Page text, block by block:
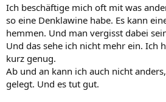
Ich beschäftige mich oft mit was
so eine Denklawine habe. Es kann
hemmen. Und man vergisst dabei
Und das sehe ich nicht mehr ein. Ich
kurz genug.
Ab und an kann ich auch nicht
gelegt. Und es tut gut.